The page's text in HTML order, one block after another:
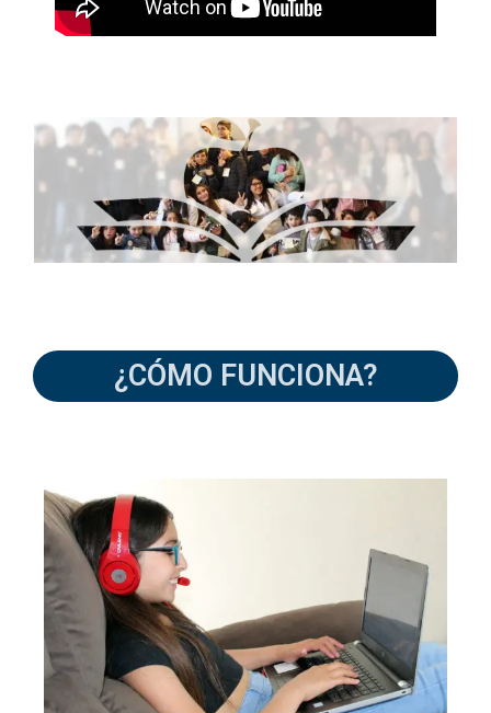
¿CÓMO FUNCIONA?